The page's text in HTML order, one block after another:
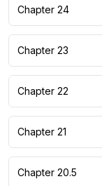
Chapter 24
Chapter 23
Chapter 22
Chapter 21
Chapter 20.5